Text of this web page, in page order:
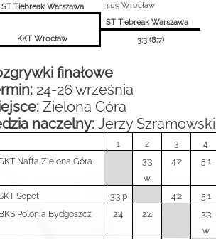
ST Tiebreak Warszawa
3.09 Wrocław
ST Tiebreak Warszawa
KKT Wrocław
3:3 (8:7)
finałowe
24-26 września
Zielona Góra
naczelny: Jerzy Szramowski
1 2 3
4
Nafta Zielona Góra
3:3
w
4:2 5:1
Sopot 3:3 p 4:2 5:1
Polonia Bydgoszcz
2:4 2:4
3:3
w